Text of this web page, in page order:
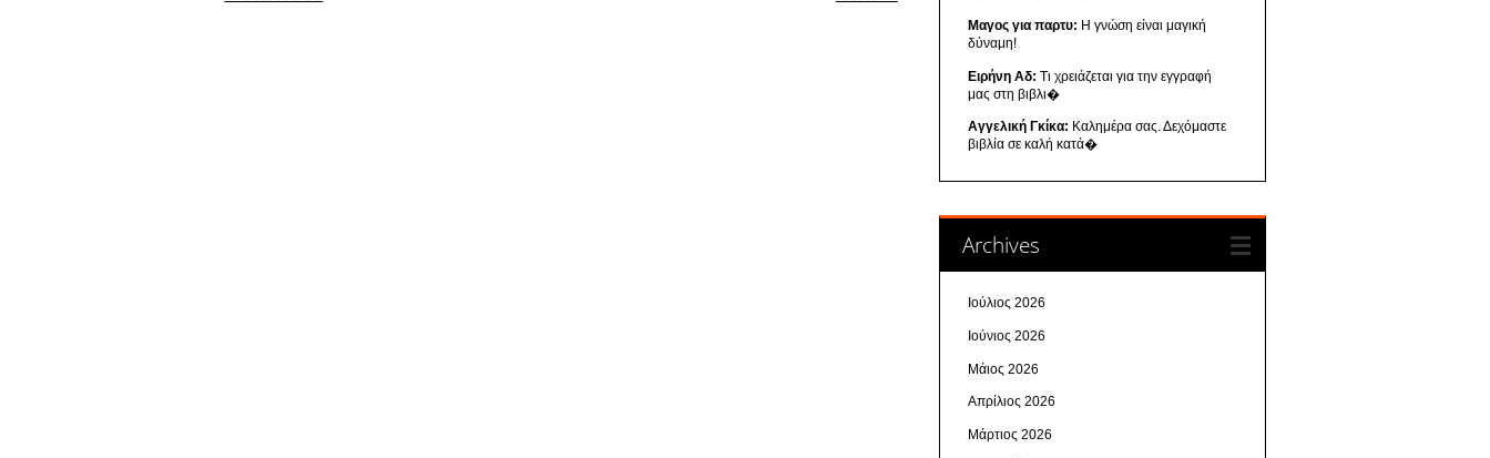
Μαγος για παρτυ: Η γνώση είναι μαγική
δύναμη!
Ειρήνη Αδ: Τι χρειάζεται για την εγγραφή
μας στη βιβλι�
Αγγελική Γκίκα: Καλημέρα σας. Δεχόμαστε
βιβλία σε καλή κατά�
Archives
Ιούλιος 2026
Ιούνιος 2026
Μάιος 2026
Απρίλιος 2026
Μάρτιος 2026